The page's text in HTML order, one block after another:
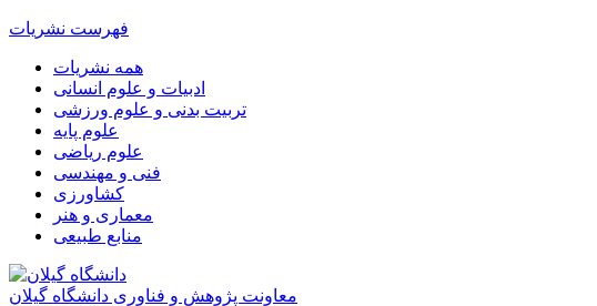
فهرست نشریات
همه نشریات
ادبیات و علوم انسانی
تربیت بدنی و علوم ورزشی
علوم پایه
علوم ریاضی
فنی و مهندسی
کشاورزی
معماری و هنر
منابع طبیعی
معاونت پژوهش و فناوری دانشگاه گیلان